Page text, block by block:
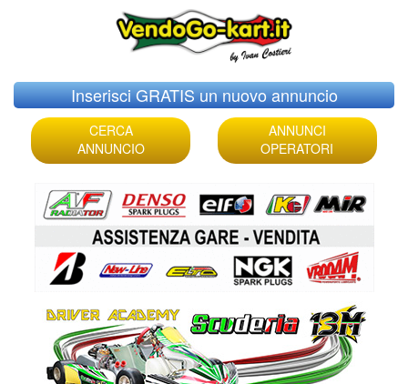
Skip
to
content
Inserisci GRATIS un nuovo annuncio
CERCA
ANNUNCIO
ANNUNCI
OPERATORI